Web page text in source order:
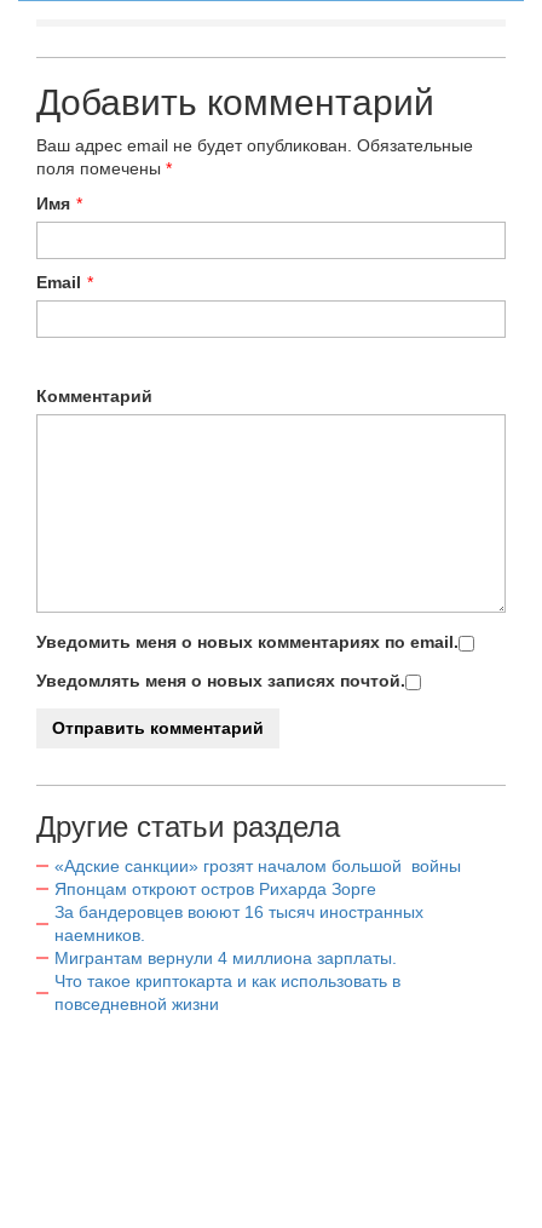
Добавить комментарий
Ваш адрес email не будет опубликован. Обязательные
поля помечены *
Имя *
Email *
Комментарий
Уведомить меня о новых комментариях по email.
Уведомлять меня о новых записях почтой.
Другие статьи раздела
«Адские санкции» грозят началом большой войны
Японцам откроют остров Рихарда Зорге
За бандеровцев воюют 16 тысяч иностранных
наемников.
Мигрантам вернули 4 миллиона зарплаты.
Что такое криптокарта и как использовать в
повседневной жизни